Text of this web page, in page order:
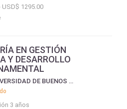
USD$ 1295.00
EN GESTIÓN
Y DESARROLLO
UBA - UNIVERSIDAD DE BUENOS AIRES, FACULTAD DE CIENCIAS ECONÓMICAS
3 años